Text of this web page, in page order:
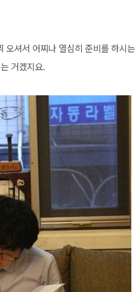
셔서 어찌나 열심히 준비를 하시
거겠지요.